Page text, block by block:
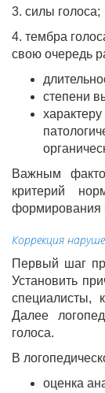
3. силы голоса;
4. тембра
свою очередь
степени
Важным
критерий
формирования
Коррекция
Первый шаг
Установить
специалисты,
Далее
голоса.
В
оценка